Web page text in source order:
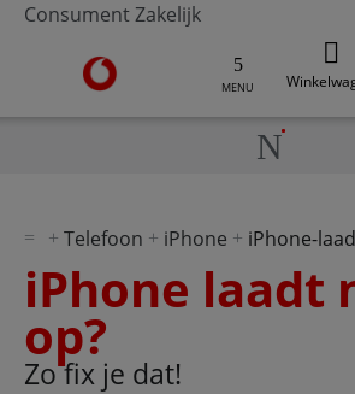
Consument Zakelijk
Ga naar de Vodafone
MENU
Telefoon iPhone iPhone-
iPhone laadt
op?
Zo fix je dat!